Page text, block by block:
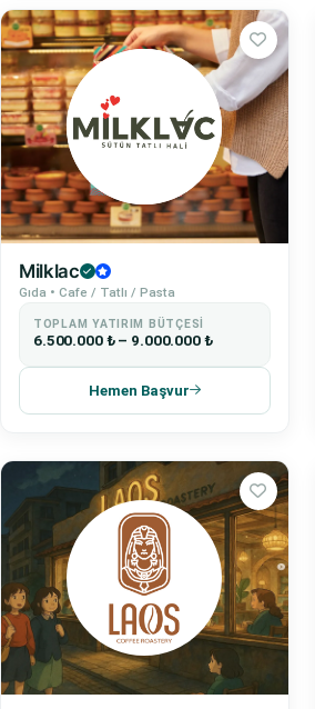
Milklac
Gıda • Cafe / Tatlı / Pasta
TOPLAM YATIRIM BÜTÇESI
6.500.000 ₺ – 9.000.000 ₺
Hemen Başvur